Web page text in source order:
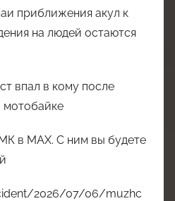
приближения акул к
на людей остаются
впал в кому после
мотобайке
в МАХ. С ним вы будете
2026/07/06/muzhc